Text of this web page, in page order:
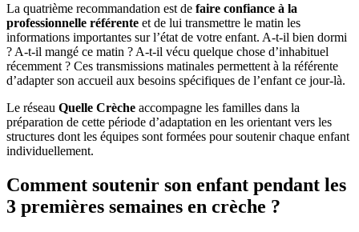
La quatrième recommandation est de faire confiance à la
professionnelle référente et de lui transmettre le matin les
informations importantes sur l’état de votre enfant. A-t-il bien dormi
? A-t-il mangé ce matin ? A-t-il vécu quelque chose d’inhabituel
récemment ? Ces transmissions matinales permettent à la référente
d’adapter son accueil aux besoins spécifiques de l’enfant ce jour-là.
Le réseau Quelle Crèche accompagne les familles dans la
préparation de cette période d’adaptation en les orientant vers les
structures dont les équipes sont formées pour soutenir chaque enfant
individuellement.
Comment soutenir son enfant pendant les
3 premières semaines en crèche ?